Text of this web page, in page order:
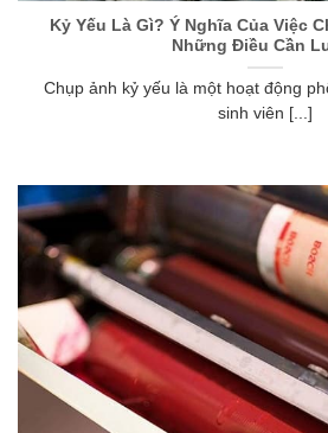
Kỷ Yếu Là Gì? Ý Nghĩa Của Việc
Những Điều Cần
Chụp ảnh kỷ yếu là một hoạt động
sinh viên [...]